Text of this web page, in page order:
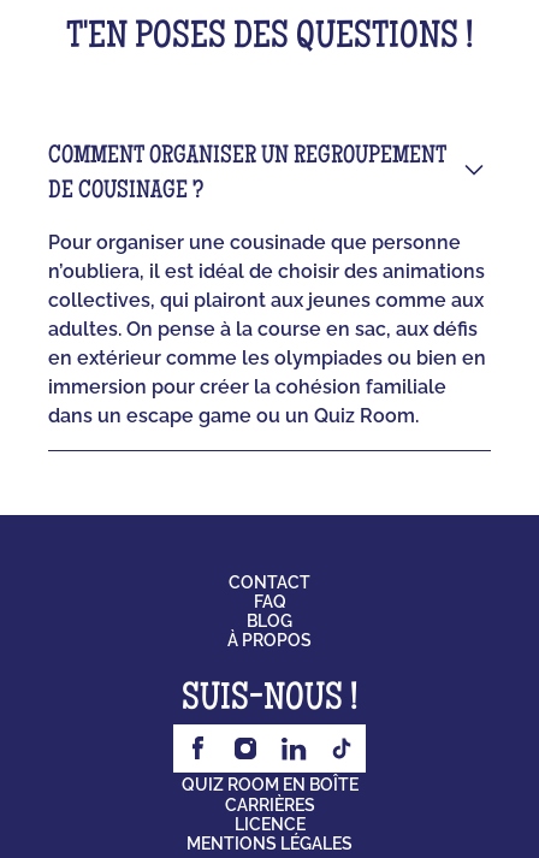
T'EN POSES DES QUESTIONS !
COMMENT ORGANISER UN REGROUPEMENT
DE COUSINAGE ?
Pour organiser une cousinade que personne
n’oubliera, il est idéal de choisir des animations
collectives, qui plairont aux jeunes comme aux
adultes. On pense à la course en sac, aux défis
en extérieur comme les olympiades ou bien en
immersion pour créer la cohésion familiale
dans un escape game ou un Quiz Room.
CONTACT
FAQ
BLOG
À PROPOS
SUIS-NOUS !
QUIZ ROOM EN BOÎTE
CARRIÈRES
LICENCE
MENTIONS LÉGALES